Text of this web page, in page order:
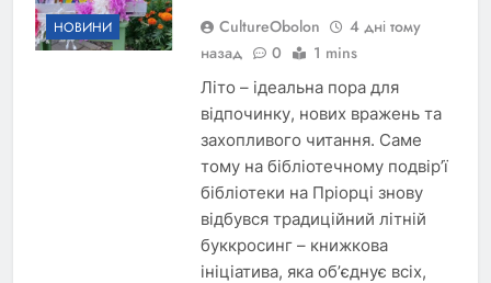
НОВИНИ CultureObolon
4 дні тому
назад
0 1 mins
Літо – ідеальна пора для
відпочинку, нових вражень та
захопливого читання. Саме
тому на бібліотечному подвір’ї
бібліотеки на Пріорці знову
відбувся традиційний літній
буккросинг – книжкова
ініціатива, яка об’єднує всіх,